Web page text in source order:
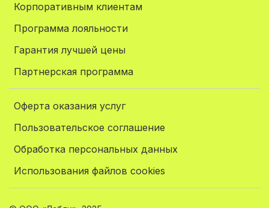
Корпоративным клиентам
Программа лояльности
Гарантия лучшей цены
Партнерская программа
Оферта оказания услуг
Пользовательское соглашение
Обработка персональных данных
Использования файлов cookies